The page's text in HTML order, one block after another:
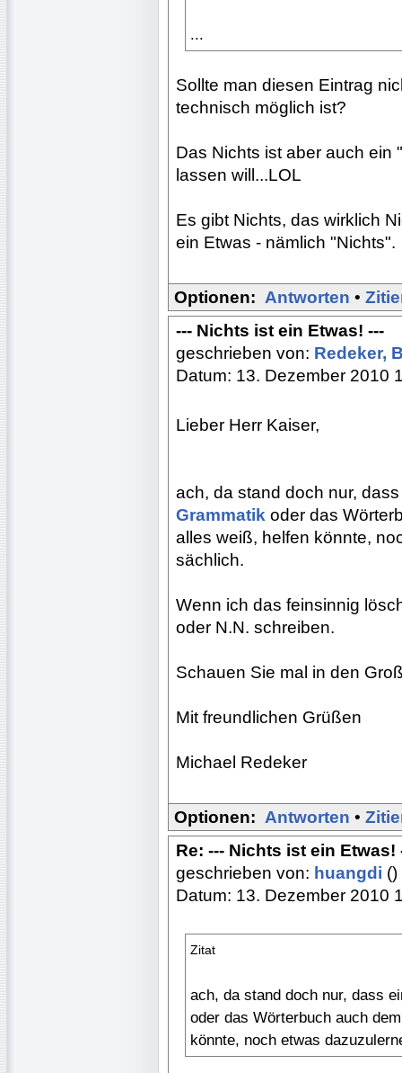
...
Sollte man diesen Eintrag
technisch möglich ist?
Das Nichts ist aber auch ein
lassen will...LOL
Es gibt Nichts, das wirklich
ein Etwas - nämlich "Nichts".
Optionen: Antworten •
--- Nichts ist ein Etwas! ---
geschrieben von: Redeker,
Datum: 13. Dezember 2010
Lieber Herr Kaiser,
ach, da stand doch nur,
Grammatik oder das
alles weiß, helfen könnte,
sächlich.
Wenn ich das feinsinnig
oder N.N. schreiben.
Schauen Sie mal in den
Mit freundlichen Grüßen
Michael Redeker
Optionen: Antworten •
Re: --- Nichts ist ein Etwas!
geschrieben von: huangdi ()
Datum: 13. Dezember 2010
Zitat
ach, da stand doch nur, dass
oder das Wörterbuch auch
könnte, noch etwas